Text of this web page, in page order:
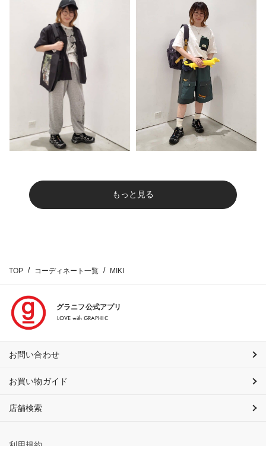
もっと見る
TOP コーディネート一覧 MIKI
グラニフ公式アプリ
LOVE with GRAPHIC
お問い合わせ
お買い物ガイド
店舗検索
利用規約